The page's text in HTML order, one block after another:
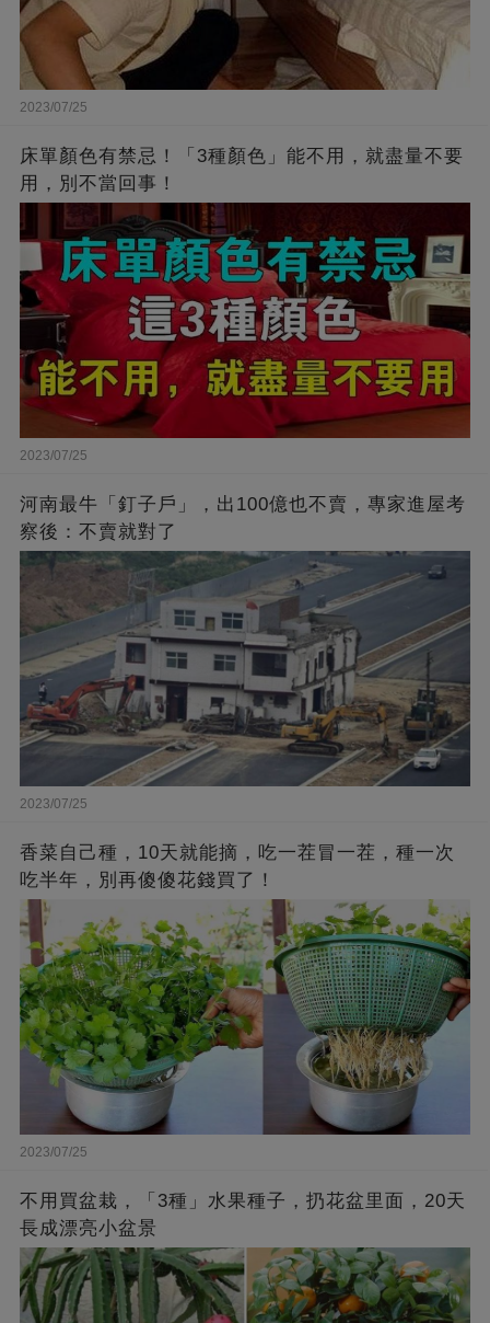
2023/07/25
床單顏色有禁忌！「3種顏色」能不用，就盡量不要
用，別不當回事！
2023/07/25
河南最牛「釘子戶」，出100億也不賣，專家進屋考
察後：不賣就對了
2023/07/25
香菜自己種，10天就能摘，吃一茬冒一茬，種一次
吃半年，別再傻傻花錢買了！
2023/07/25
不用買盆栽，「3種」水果種子，扔花盆里面，20天
長成漂亮小盆景